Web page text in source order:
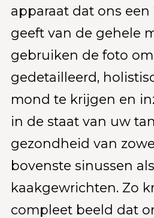
apparaat dat ons
geeft van de gehele
gebruiken de foto
gedetailleerd,
mond te krijgen en
in de staat van uw
gezondheid van
bovenste sinussen
kaakgewrichten. Zo
compleet beeld dat